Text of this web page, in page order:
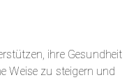
ihre Gesundheit
Weise zu steigern und